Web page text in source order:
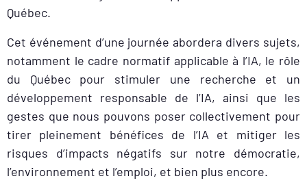
Québec.
Cet événement d’une journée abordera divers sujets,
notamment le cadre normatif applicable à l’IA, le rôle
du Québec pour stimuler une recherche et un
développement responsable de l’IA, ainsi que les
gestes que nous pouvons poser collectivement pour
tirer pleinement bénéfices de l’IA et mitiger les
risques d’impacts négatifs sur notre démocratie,
l’environnement et l’emploi, et bien plus encore.